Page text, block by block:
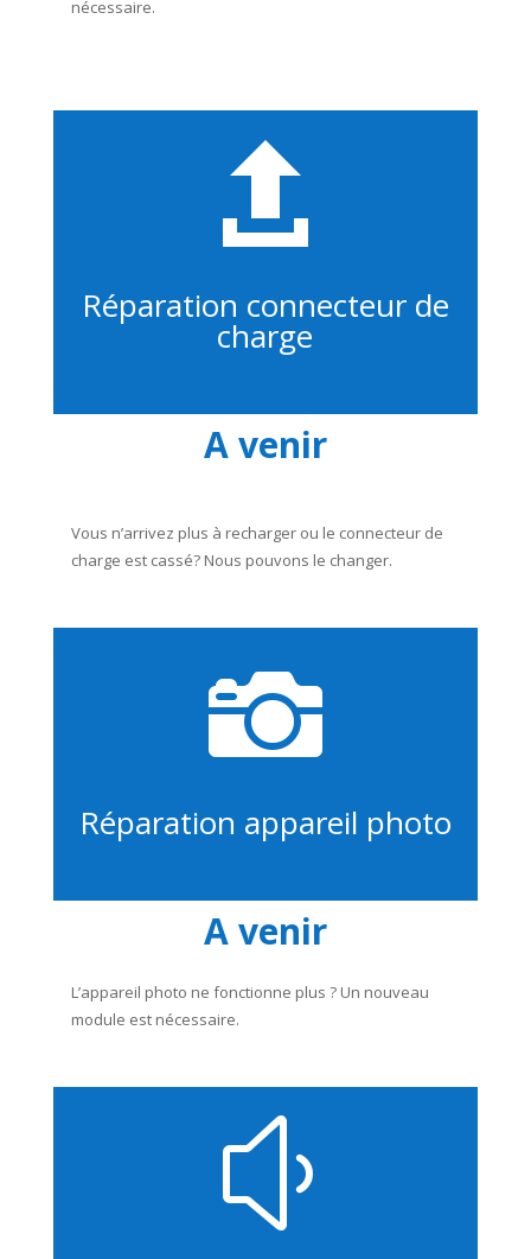
nécessaire.

Réparation connecteur de
charge
A venir
Vous n’arrivez plus à recharger ou le connecteur de
charge est cassé? Nous pouvons le changer.

Réparation appareil photo
A venir
L’appareil photo ne fonctionne plus ? Un nouveau
module est nécessaire.
y